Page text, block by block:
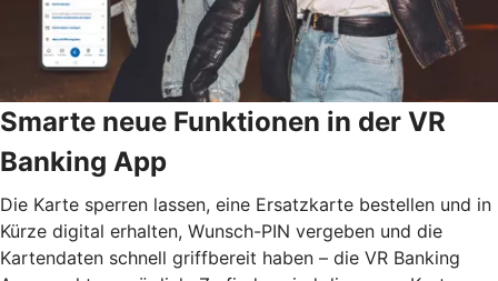
Smarte neue Funktionen in der VR
Banking App
Die Karte sperren lassen, eine Ersatzkarte bestellen und in
Kürze digital erhalten, Wunsch-PIN vergeben und die
Kartendaten schnell griffbereit haben – die VR Banking